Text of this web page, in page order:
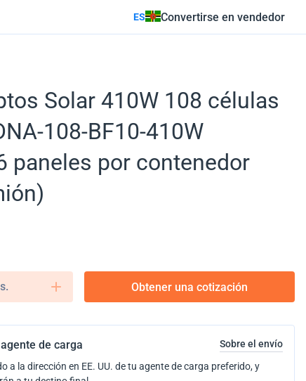
ES Convertirse en vendedor
Solar 410W 108 células
108-BF10-410W
paneles por contenedor
Obtener una cotización
de carga
Sobre el envío
a la dirección en EE. UU. de tu agente de carga preferido, y